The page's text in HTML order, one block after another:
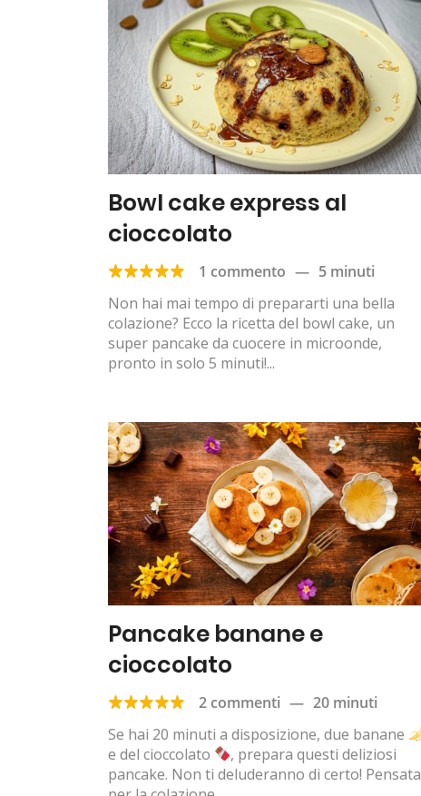
Bowl cake express al
cioccolato
1 commento — 5 minuti
Non hai mai tempo di prepararti una bella
colazione? Ecco la ricetta del bowl cake, un
super pancake da cuocere in microonde,
pronto in solo 5 minuti!...
Pancake banane e
cioccolato
2 commenti — 20 minuti
Se hai 20 minuti a disposizione, due banane
e del cioccolato
, prepara questi deliziosi
pancake. Non ti deluderanno di certo! Pensata